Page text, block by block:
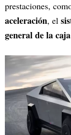
prestaciones,
aceleración, el
general de la